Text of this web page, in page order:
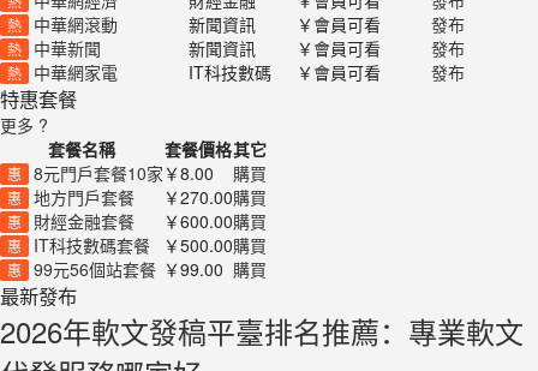
熱 中華網滾動 新聞資訊 ￥會員可看 發布
熱 中華新聞 新聞資訊 ￥會員可看 發布
熱 中華網家電 IT科技數碼 ￥會員可看 發布
特惠套餐
更多 ?
套餐名稱
套餐價格其它
惠 8元門戶套餐10家 ￥8.00 購買
惠 地方門戶套餐 ￥270.00購買
惠 財經金融套餐 ￥600.00購買
惠 IT科技數碼套餐 ￥500.00購買
惠 99元56個站套餐 ￥99.00 購買
最新發布
2026年軟文發稿平臺排名推薦：專業軟文